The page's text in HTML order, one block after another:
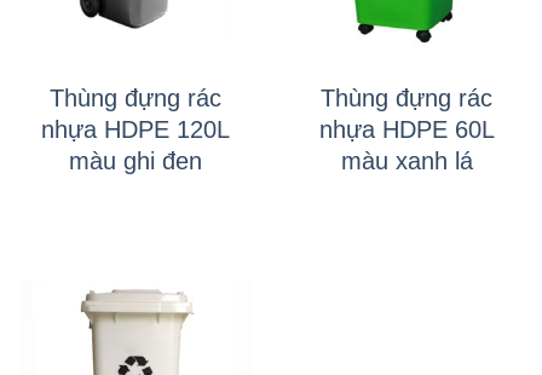
Thùng đựng rác
nhựa HDPE 120L
màu ghi đen
Thùng đựng rác
nhựa HDPE 60L
màu xanh lá